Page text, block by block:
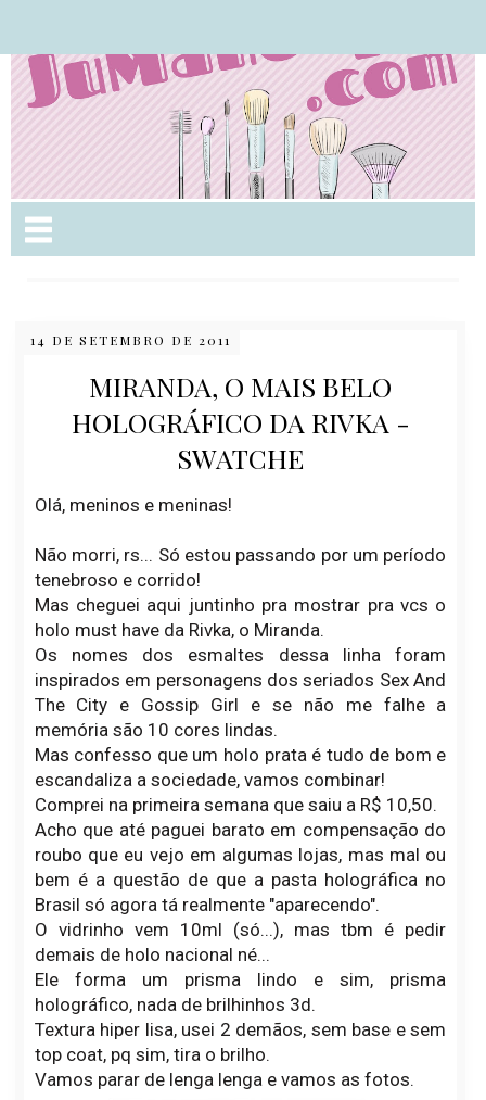
14 DE SETEMBRO DE 2011
MIRANDA, O MAIS BELO
HOLOGRÁFICO DA RIVKA -
SWATCHE
Olá, meninos e meninas!
Não morri, rs... Só estou passando por um período
tenebroso e corrido!
Mas cheguei aqui juntinho pra mostrar pra vcs o
holo must have da Rivka, o Miranda.
Os nomes dos esmaltes dessa linha foram
inspirados em personagens dos seriados Sex And
The City e Gossip Girl e se não me falhe a
memória são 10 cores lindas.
Mas confesso que um holo prata é tudo de bom e
escandaliza a sociedade, vamos combinar!
Comprei na primeira semana que saiu a R$ 10,50.
Acho que até paguei barato em compensação do
roubo que eu vejo em algumas lojas, mas mal ou
bem é a questão de que a pasta holográfica no
Brasil só agora tá realmente "aparecendo".
O vidrinho vem 10ml (só...), mas tbm é pedir
demais de holo nacional né...
Ele forma um prisma lindo e sim, prisma
holográfico, nada de brilhinhos 3d.
Textura hiper lisa, usei 2 demãos, sem base e sem
top coat, pq sim, tira o brilho.
Vamos parar de lenga lenga e vamos as fotos.